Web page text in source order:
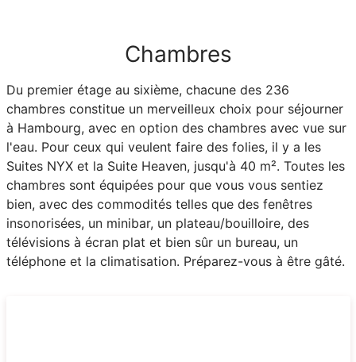
Chambres
Du premier étage au sixième, chacune des 236
chambres constitue un merveilleux choix pour séjourner
à Hambourg, avec en option des chambres avec vue sur
l'eau. Pour ceux qui veulent faire des folies, il y a les
Suites NYX et la Suite Heaven, jusqu'à 40 m². Toutes les
chambres sont équipées pour que vous vous sentiez
bien, avec des commodités telles que des fenêtres
insonorisées, un minibar, un plateau/bouilloire, des
télévisions à écran plat et bien sûr un bureau, un
téléphone et la climatisation. Préparez-vous à être gâté.